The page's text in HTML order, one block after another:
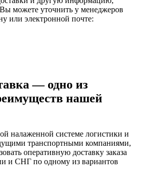
можете уточнить у менеджеров
или электронной почте:
— одно из
нашей
налаженной системе логистики и
транспортными компаниями,
оперативную доставку заказа
и СНГ по одному из вариантов